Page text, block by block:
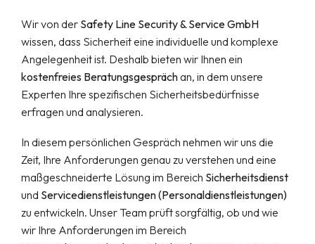
Wir von der Safety Line Security & Service GmbH
wissen, dass Sicherheit eine individuelle und komplexe
Angelegenheit ist. Deshalb bieten wir Ihnen ein
kostenfreies Beratungsgesprächan, in dem unsere
Experten Ihre spezifischen Sicherheitsbedürfnisse
erfragen und analysieren.
In diesem persönlichen Gespräch nehmen wir uns die
Zeit, Ihre Anforderungen genau zu verstehen und eine
maßgeschneiderte Lösung im Bereich Sicherheitsdienst
und Servicedienstleistungen (Personaldienstleistungen)
zu entwickeln. Unser Team prüft sorgfältig, ob und wie
wir Ihre Anforderungen im Bereich